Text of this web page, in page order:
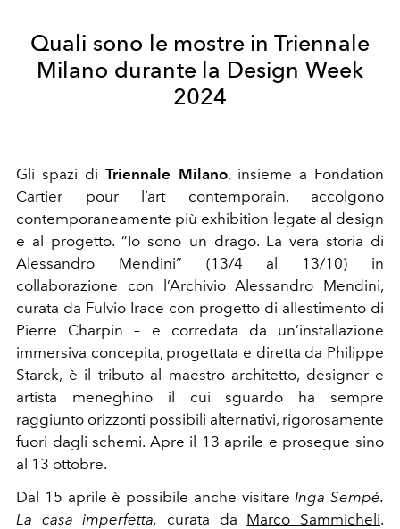
Quali sono le mostre in Triennale
Milano durante la Design Week
2024
Gli spazi diTriennale Milano, insieme a Fondation
Cartier pour l’art contemporain, accolgono
contemporaneamente più exhibition legate al design
e al progetto. “Io sono un drago. La vera storia di
Alessandro Mendini” (13/4 al 13/10) in
collaborazione con l’Archivio Alessandro Mendini,
curata da Fulvio Irace con progetto di allestimento di
Pierre Charpin – e corredata da un’installazione
immersiva concepita, progettata e diretta da Philippe
Starck, è il tributo al maestro architetto, designer e
artista meneghino il cui sguardo ha sempre
raggiunto orizzonti possibili alternativi, rigorosamente
fuori dagli schemi. Apre il 13 aprile e prosegue sino
al 13 ottobre.
Dal 15 aprile è possibile anche visitare Inga Sempé.
La casa imperfetta, curata da Marco Sammicheli.